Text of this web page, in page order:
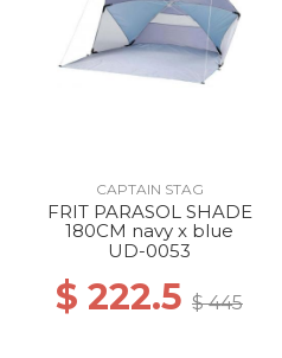
CAPTAIN STAG
FRIT PARASOL SHADE
180CM navy x blue
UD-0053
$ 222.5 $ 445